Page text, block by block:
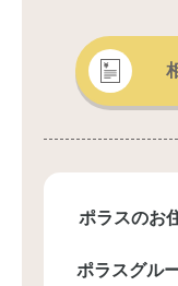
ポラスのお
ポラスグル